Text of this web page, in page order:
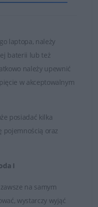
sklepu DELL24 są
lub wysokiej jakości
Green Cell czy
spełniają
certyfikaty FCC,
i problemów z
zawsze mogą
Doradcami, którzy
laptopa, należy
baterii lub też
należy upewnić
w akceptowalnym
posiadać kilka
pojemnością oraz
I
na samym
wystarczy wyjąć